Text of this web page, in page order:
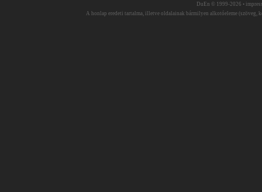
DuEn © 1999-2026 •
A honlap eredeti tartalma, illetve oldalainak bármilyen alkotóeleme (szöveg,